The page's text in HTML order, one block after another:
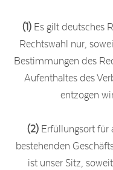
(1) Es gilt deutsches
Rechtswahl nur,
Bestimmungen des
Aufenthaltes des
entzogen
(2) Erfüllungsort für
bestehenden
ist unser Sitz,